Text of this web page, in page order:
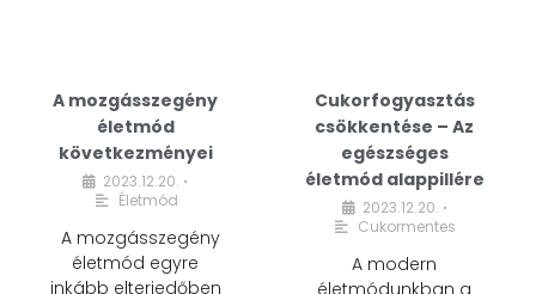
A mozgásszegény
életmód
következményei
2023.12.20. •
Életmód
A mozgásszegény
életmód egyre
inkább elterjedőben
Cukorfogyasztás
csökkentése – Az
egészséges
életmód alappillére
2023.12.20. •
Cukormentes
A modern